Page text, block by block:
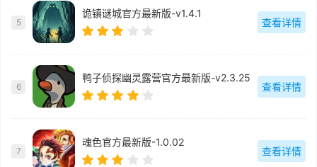
5
诡镇谜城官方最新版-v1.4.1
查看详情
6
鸭子侦探幽灵露营官方最新版-v2.3.25
查看详情
7
魂色官方最新版-1.0.02
查看详情